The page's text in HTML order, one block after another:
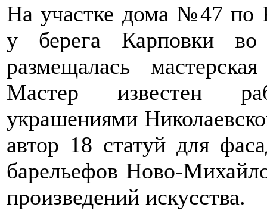
На участке дома №47 по
у берега Карповки
размещалась
Мастер известен
украшениями
автор 18 статуй для
барельефов Ново-
произведений искусства.